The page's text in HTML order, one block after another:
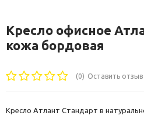
Кресло офисное
кожа бордовая
(0) Оставить отзыв
Кресло Атлант Стандарт в